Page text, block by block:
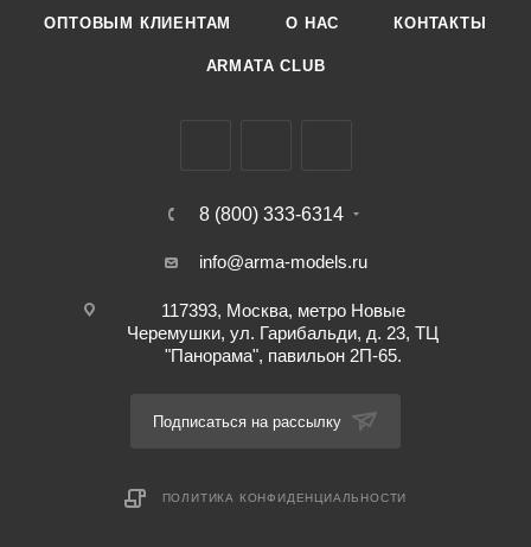
ОПТОВЫМ КЛИЕНТАМ О НАС КОНТАКТЫ
ARMATA CLUB
8 (800) 333-6314
info@arma-models.ru
117393, Москва, метро Новые
Черемушки, ул. Гарибальди, д. 23, ТЦ
"Панорама", павильон 2П-65.
Подписаться на рассылку
ПОЛИТИКА КОНФИДЕНЦИАЛЬНОСТИ